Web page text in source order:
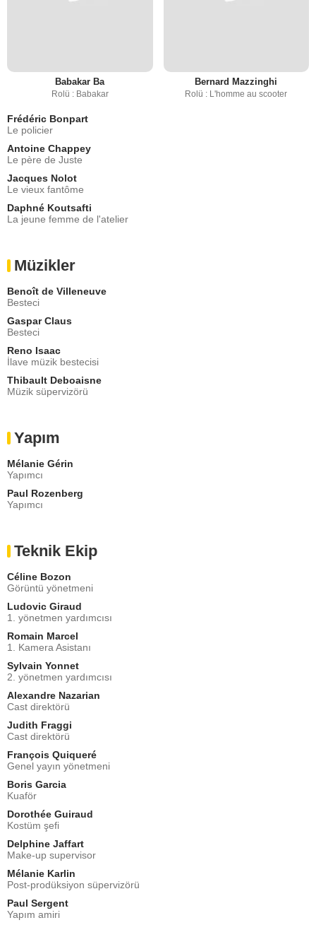
Babakar Ba
Rolü : Babakar
Bernard Mazzinghi
Rolü : L'homme au scooter
Frédéric Bonpart
Le policier
Antoine Chappey
Le père de Juste
Jacques Nolot
Le vieux fantôme
Daphné Koutsafti
La jeune femme de l'atelier
Müzikler
Benoît de Villeneuve
Besteci
Gaspar Claus
Besteci
Reno Isaac
İlave müzik bestecisi
Thibault Deboaisne
Müzik süpervizörü
Yapım
Mélanie Gérin
Yapımcı
Paul Rozenberg
Yapımcı
Teknik Ekip
Céline Bozon
Görüntü yönetmeni
Ludovic Giraud
1. yönetmen yardımcısı
Romain Marcel
1. Kamera Asistanı
Sylvain Yonnet
2. yönetmen yardımcısı
Alexandre Nazarian
Cast direktörü
Judith Fraggi
Cast direktörü
François Quiqueré
Genel yayın yönetmeni
Boris Garcia
Kuaför
Dorothée Guiraud
Kostüm şefi
Delphine Jaffart
Make-up supervisor
Mélanie Karlin
Post-prodüksiyon süpervizörü
Paul Sergent
Yapım amiri